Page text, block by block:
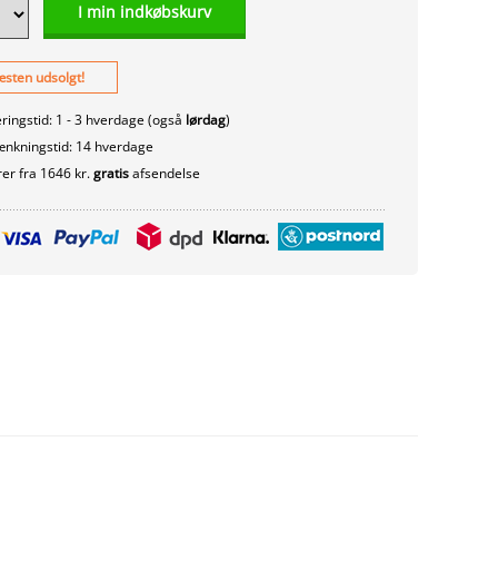
I min indkøbskurv
udsolgt!
1 - 3 hverdage (også lørdag)
14 hverdage
fra 1646 kr.gratisafsendelse